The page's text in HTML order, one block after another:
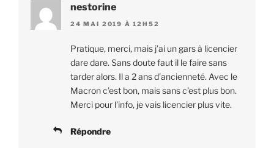
nestorine
24 MAI 2019 À 12H52
Pratique, merci, mais j’ai un gars à licencier
dare dare. Sans doute faut il le faire sans
tarder alors. Il a 2 ans d’ancienneté. Avec le
Macron c’est bon, mais sans c’est plus bon.
Merci pour l’info, je vais licencier plus vite.
Répondre